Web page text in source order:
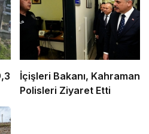
İçişleri Bakanı, Kahraman
Polisleri Ziyaret Etti